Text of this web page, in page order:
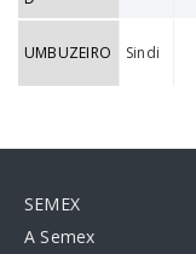
UMBUZEIRO Sindi
SEMEX
A Semex